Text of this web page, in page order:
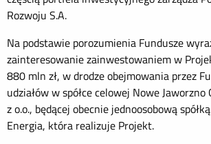
Rozwoju S.A.
Na podstawie porozumienia Fundusze
zainteresowanie zainwestowaniem w
880 mln zł, w drodze obejmowania przez
udziałów w spółce celowej Nowe Jaworzno
z o.o., będącej obecnie jednoosobową
Energia, która realizuje Projekt.